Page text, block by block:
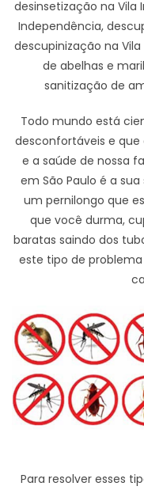
desinsetização na Vila
Independência,
descupinização na
de abelhas e
sanitização de
Todo mundo está
desconfortáveis e que
e a saúde de nossa
em São Paulo é a
um pernilongo que
que você durma,
baratas saindo dos
este tipo de
Para resolver esses